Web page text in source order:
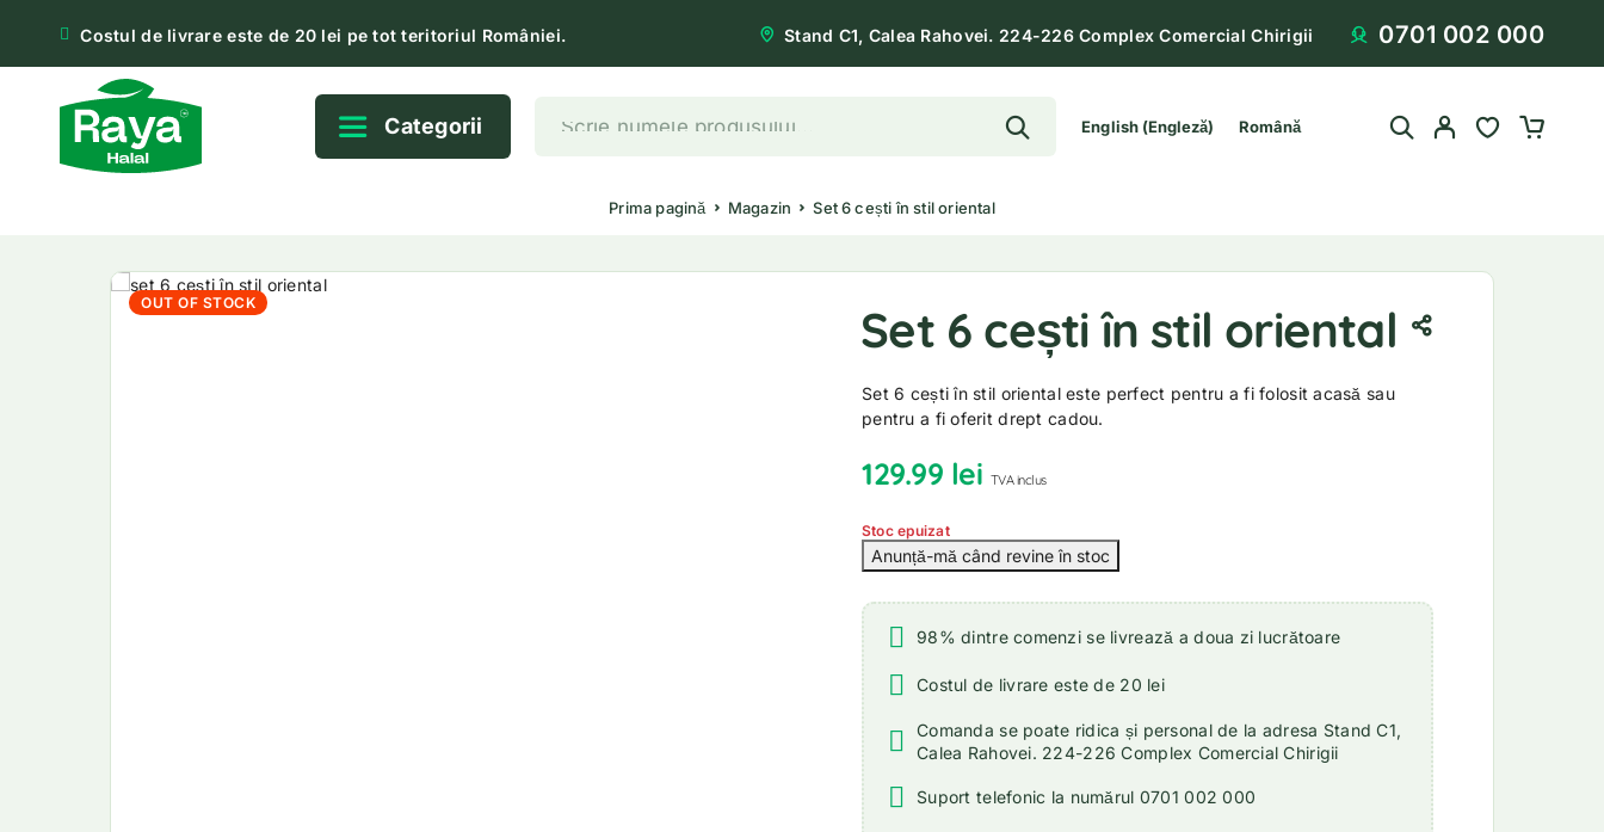
Costul de livrare este de 20 lei pe tot teritoriul României. Stand C1, Calea Rahovei. 224-226 Complex Comercial Chirigii 0701 002 000
Categorii English(Engleză) Română
Prima pagină Magazin Set 6 cești în stil oriental
OUT OF STOCK Set 6 cești în stil oriental
Set 6 cești în stil oriental este perfect pentru a fi folosit acasă sau
pentru a fi oferit drept cadou.
129.99 lei TVA inclus
Stoc epuizat
98% dintre comenzi se livrează a doua zi lucrătoare
Costul de livrare este de 20 lei
Comanda se poate ridica și personal de la adresa Stand C1,
Calea Rahovei. 224-226 Complex Comercial Chirigii
Suport telefonic la numărul 0701 002 000